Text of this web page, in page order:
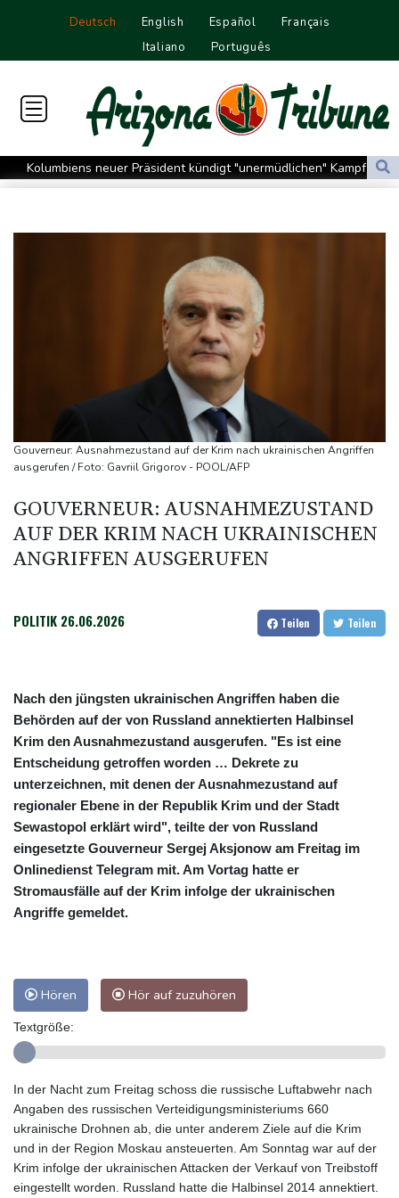
Deutsch English Español
Français
Italiano
Português
Kolumbiens neuer Präsident kündigt "unermüdlichen" Kampf
gegen Drogengewalt an
Rechenzentren riesiges Gaskraftwerk
Nächste Pleite im Leagues Cup für Müller und Vancouver
Nowotny sieht Klopp als mögliche Stütze im Jugendbereich
Bayer-Boss Carro: "Wir wollen Titel gewinnen"
Bericht: EU importiert wieder mehr Flüssiggas aus Russland
Militärverwaltung: Mindestens drei Tote durch russische Angriffe
in Region Kiew
BUND kritisiert Lockerung von Sonntagsfahrverbot für Lkw - BDI
begrüßt es
gegen Drogengewalt an
Gouverneur: Ausnahmezustand auf der Krim nach ukrainischen Angriffen
ausgerufen / Foto: Gavriil Grigorov - POOL/AFP
GOUVERNEUR: AUSNAHMEZUSTAND
AUF DER KRIM NACH UKRAINISCHEN
ANGRIFFEN AUSGERUFEN
POLITIK 26.06.2026 Teilen Teilen
Nach den jüngsten ukrainischen Angriffen haben die
Behörden auf der von Russland annektierten Halbinsel
Krim den Ausnahmezustand ausgerufen. "Es ist eine
Entscheidung getroffen worden … Dekrete zu
unterzeichnen, mit denen der Ausnahmezustand auf
regionaler Ebene in der Republik Krim und der Stadt
Sewastopol erklärt wird", teilte der von Russland
eingesetzte Gouverneur Sergej Aksjonow am Freitag im
Onlinedienst Telegram mit. Am Vortag hatte er
Stromausfälle auf der Krim infolge der ukrainischen
Angriffe gemeldet.
Hören Hör auf zuzuhören
Textgröße:
In der Nacht zum Freitag schoss die russische Luftabwehr nach
Angaben des russischen Verteidigungsministeriums 660
ukrainische Drohnen ab, die unter anderem Ziele auf die Krim
und in der Region Moskau ansteuerten. Am Sonntag war auf der
Krim infolge der ukrainischen Attacken der Verkauf von Treibstoff
eingestellt worden. Russland hatte die Halbinsel 2014 annektiert.